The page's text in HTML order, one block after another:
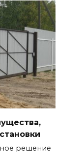
решение